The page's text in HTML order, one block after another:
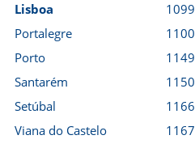
Lisboa
Portalegre
Porto
Santarém
Setúbal
Viana do Castelo
1099
1100
1149
1150
1166
1167